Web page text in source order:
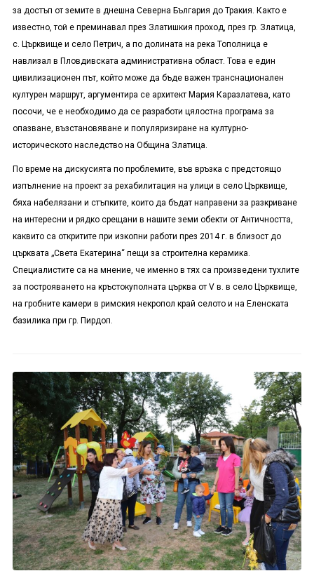
за достъп от земите в днешна Северна България до Тракия. Както е
известно, той е преминавал през Златишкия проход, през гр. Златица,
с. Църквище и село Петрич, а по долината на река Тополница е
навлизал в Пловдивската административна област. Това е един
цивилизационен път, който може да бъде важен транснационален
културен маршрут, аргументира се архитект Мария Каразлатева, като
посочи, че е необходимо да се разработи цялостна програма за
опазване, възстановяване и популяризиране на културно-
историческото наследство на Община Златица.
По време на дискусията по проблемите, във връзка с предстоящо
изпълнение на проект за рехабилитация на улици в село Църквище,
бяха набелязани и стъпките, които да бъдат направени за разкриване
на интересни и рядко срещани в нашите земи обекти от Античността,
каквито са откритите при изкопни работи през 2014 г. в близост до
църквата „Света Екатерина“ пещи за строителна керамика.
Специалистите са на мнение, че именно в тях са произведени тухлите
за построяването на кръстокуполната църква от Vв. в село Църквище,
на гробните камери в римския некропол край селото и на Еленската
базилика при гр. Пирдоп.